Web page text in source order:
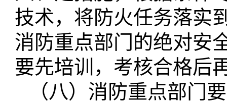
技术，将防火任务落实
消防重点部门的绝对安
要先培训，考核合格后
（八）消防重点部门